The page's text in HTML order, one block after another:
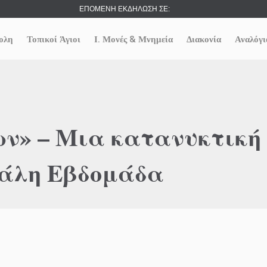
ΕΠΟΜΕΝΗ ΕΚΔΗΛΩΣΗ ΣΕ:
Τοπικοί Άγιοι Ι. Μονές & Μνημεία Διακονία
– Μια κατανυκτική
Εβδομάδα